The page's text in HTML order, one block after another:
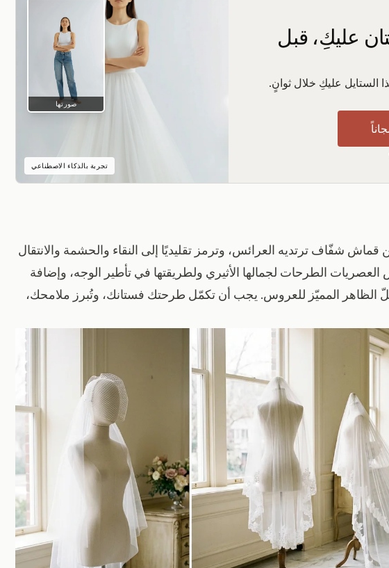
عليكِ، قبل
عليكِ خلال ثوانٍ.
صورتها
تجربة بالذكاء الاصطناعي
شفّاف ترتديه العرائس، وترمز تقليديًا إلى النقاء والحشمة والانتقال
العصريات الطرحات لجمالها الأثيري ولطريقتها في تأطير الوجه، وإضافة
الظاهر المميّز للعروس. يجب أن تكمّل طرحتك فستانك، وتُبرز ملامحك،